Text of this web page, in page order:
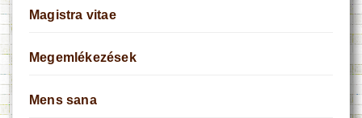
Magistra vitae
Megemlékezések
Mens sana